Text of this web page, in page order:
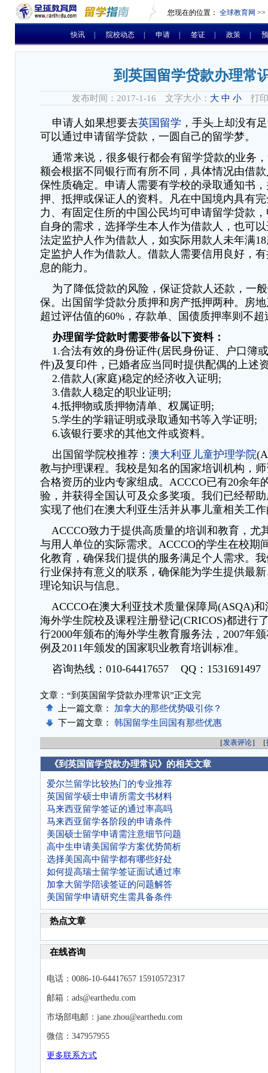
您现在的位置： 全球教育网 >>
快讯 院校动态 申请 签证 政策
到英国留学贷款办理常
发布时间：2017-1-16 文字大小： 大 中 小 打
申请人如果想要去英国留学 ，手头上却没有
可以通过申请留学贷款，一圆自己的留学梦。
通常来说，很多银行都会有留学贷款的业务
额会根据不同银行而有所不同，具体情况由借
保性质确定。申请人需要有学校的录取通知书
押、抵押或保证人的资料。凡在中国境内具有
力、有固定住所的中国公民均可申请留学贷款
自身的需求，选择学生本人作为借款人，也可
法定监护人作为借款人，如实际用款人未年满
定监护人作为借款人。借款人需要信用良好，
息的能力。
为了降低贷款的风险，保证贷款人还款，一
保。出国留学贷款分质押和房产抵押两种。房
超过评估值的60%，存款单、国债质押率则不超
办理留学贷款时需要带备以下资料：
1.合法有效的身份证件(居民身份证、户口簿
件)及复印件，已婚者应当同时提供配偶的上述
2.借款人(家庭)稳定的经济收入证明;
3.借款人稳定的职业证明;
4.抵押物或质押物清单、权属证明;
5.学生的学籍证明或录取通知书等入学证明;
6.该银行要求的其他文件或资料。
出国留学院校推荐： 澳大利亚儿童护理学院
教与护理课程。我校是知名的国家培训机构，
合格资历的业内专家组成。ACCCO已有20余年
验，并获得全国认可及众多奖项。我们已经帮
实现了他们在澳大利亚生活并从事儿童相关工
ACCCO致力于提供高质量的培训和教育，尤
与用人单位的实际需求。ACCCO的学生在校期
化教育，确保我们提供的服务满足个人需求。
行业保持有意义的联系，确保能为学生提供最
理论知识与信息。
ACCCO在澳大利亚技术质量保障局(ASQA)和
海外学生院校及课程注册登记(CRICOS)都进行
行2000年颁布的海外学生教育服务法，2007年
例及2011年颁发的国家职业教育培训标准。
咨询热线：010-64417657 QQ：1531691497
文章：“到英国留学贷款办理常识”正文完
上一篇文章： 加拿大的那些优势吸引你？
下一篇文章： 韩国留学生回国有那些优惠
［发表评论］［
《到英国留学贷款办理常识》的相关文章
爱尔兰留学比较热门的专业推荐
英国留学硕士申请所需文书材料
马来西亚留学签证的通过率高吗
马来西亚留学各阶段的申请条件
美国硕士留学申请需注意细节问题
高中生申请美国留学方案优势简析
选择美国高中留学都有哪些好处
如何提高瑞士留学签证面试通过率
加拿大留学陪读签证的问题解答
美国留学申请研究生需具备条件
热点文章
在线咨询